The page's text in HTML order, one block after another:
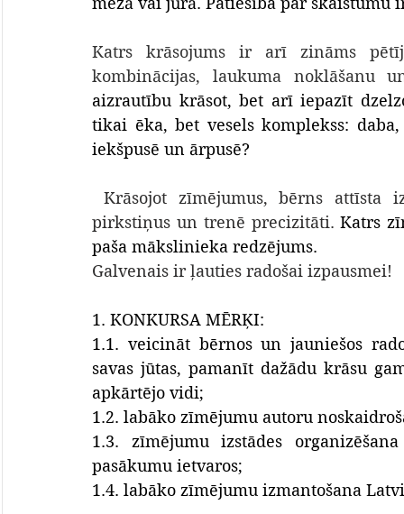
Katrs krāsojums ir arī zināms
kombinācijas, laukuma noklāšanu
aizrautību krāsot, bet arī iepazīt
tikai ēka, bet vesels komplekss:
iekšpusē un ārpusē?
Krāsojot zīmējumus, bērns attīsta
pirkstiņus un trenē precizitāti. Katrs
paša mākslinieka redzējums.
Galvenais ir ļauties radošai izpausmei!
1. KONKURSA MĒRĶI:
1.1. veicināt bērnos un jauniešos
savas jūtas, pamanīt dažādu krāsu
apkārtējo vidi;
1.2. labāko zīmējumu autoru
1.3. zīmējumu izstādes
pasākumu ietvaros;
1.4. labāko zīmējumu izmantošana